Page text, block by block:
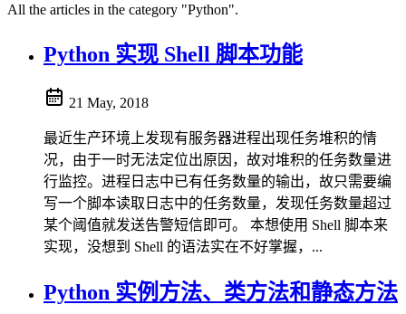
All the articles in the category "Python".
Python 实现 Shell 脚本功能
21 May, 2018
最近生产环境上发现有服务器进程出现任务堆积的情
况，由于一时无法定位出原因，故对堆积的任务数量进
行监控。进程日志中已有任务数量的输出，故只需要编
写一个脚本读取日志中的任务数量，发现任务数量超过
某个阈值就发送告警短信即可。 本想使用 Shell 脚本来
实现，没想到 Shell 的语法实在不好掌握，...
Python 实例方法、类方法和静态方法